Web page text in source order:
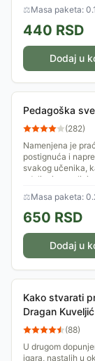
jezik, čitanje s
i pisanje. Zadaci u
kontrolnim...
⚖Masa paketa:
440 RSD
Dodaj u
Pedagoška
(282)
Namenjena je
postignuća i
svakog učenika,
odeljenja u celini;
predmet; mogu
⚖Masa paketa:
650 RSD
Dodaj u
Kako stvarati
Dragan Kuveljić
(88)
U drugom
igara, nastalih u